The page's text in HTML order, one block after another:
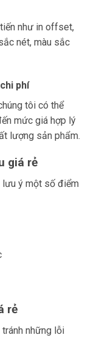
như in offset,
nét, màu sắc
phí
tôi có thể
mức giá hợp lý
lượng sản phẩm.
giá rẻ
lưu ý một số điểm
rẻ
những lỗi